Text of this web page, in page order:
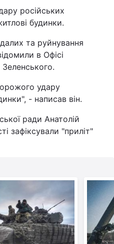
російських
будинки.
та руйнування
в Офісі
удару
- написав він.
ради Анатолій
зафіксували "приліт"